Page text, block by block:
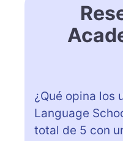
¿Qué opina los
Language
total de 5 con